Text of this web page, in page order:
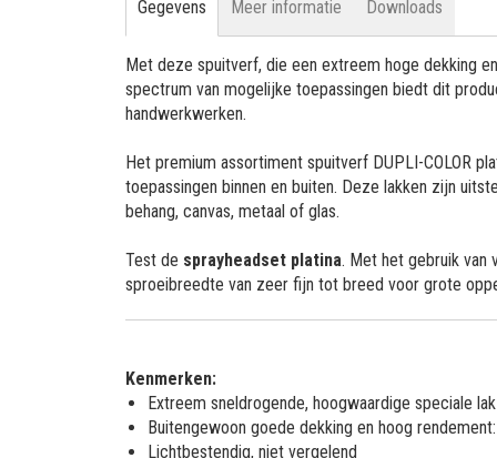
Gegevens
Met deze spuitverf, die een extreem hoge dekking
spectrum van mogelijke toepassingen biedt dit
handwerkwerken.
Het premium assortiment spuitverf DUPLI-COLOR
toepassingen binnen en buiten. Deze lakken zijn
behang, canvas, metaal of glas.
Test de sprayheadset platina. Met het gebruik van
sproeibreedte van zeer fijn tot breed voor grote
Kenmerken:
Extreem sneldrogende, hoogwaardige speciale lak
Buitengewoon goede dekking en hoog
Lichtbestendig, niet vergelend
Meer informatie Downloads